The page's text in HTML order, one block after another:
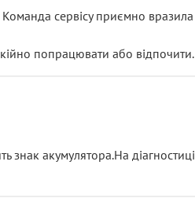
сервісу приємно вразила
попрацювати або відпочити.
знак акумулятора.На